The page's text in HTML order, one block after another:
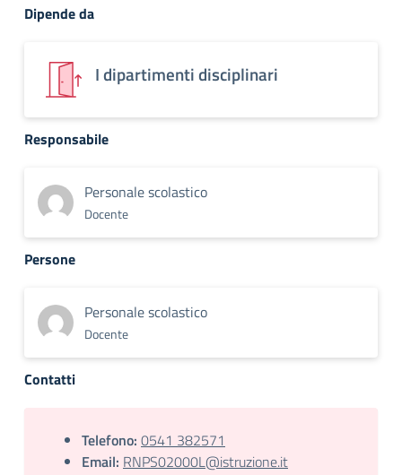
Dipende da
I dipartimenti disciplinari
Responsabile
Personale scolastico
Docente
Persone
Personale scolastico
Docente
Contatti
Telefono: 0541 382571
Email: RNPS02000L@istruzione.it